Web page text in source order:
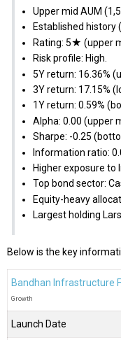
Upper mid AUM
Established history
Rating: 5★ (upper
Risk profile: High.
5Y return: 16.36%
3Y return: 17.15%
1Y return: 0.59%
Alpha: 0.00 (upper
Sharpe: -0.25
Information ratio:
Higher exposure to
Top bond sector:
Equity-heavy
Largest holding
Below is the key
Bandhan Infrastructure
Growth
Launch Date